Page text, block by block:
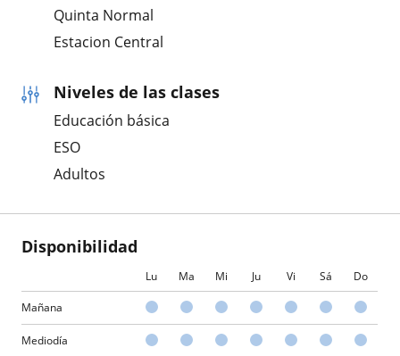
Quinta Normal
Estacion Central
Niveles de las clases
Educación básica
ESO
Adultos
Disponibilidad
Lu Ma Mi Ju Vi Sá Do
Mañana
Mediodía